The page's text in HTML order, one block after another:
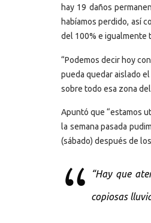
hay 19 daños
habíamos perdido, así
del 100% e igualmente
“Podemos decir hoy
pueda quedar aislado
sobre todo esa zona
Apuntó que “estamos
la semana pasada
(sábado) después de
“Hay que
copiosas